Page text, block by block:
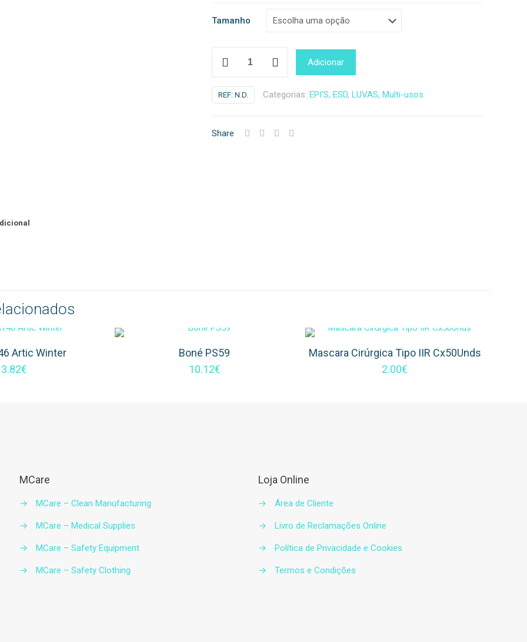
Tamanho
A175
-
Duo-
Adicionar
REF: N.D. Categorias: EPI'S, ESD, LUVAS, Multi-usos
Share
Artic Winter
3.82€
Boné PS59
10.12€
Mascara Cirúrgica Tipo IIR Cx50Unds
2.00€
MCare
→ MCare – Clean Manufacturing
→ MCare – Medical Supplies
→ MCare – Safety Equipment
→ MCare – Safety Clothing
Loja Online
→ Área de Cliente
→ Livro de Reclamações Online
→ Política de Privacidade e Cookies
→ Termos e Condições